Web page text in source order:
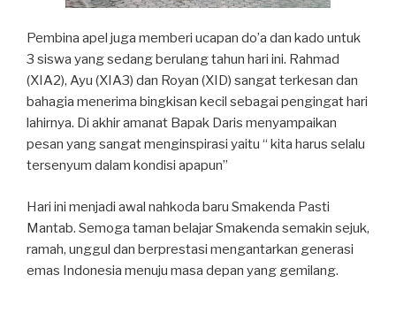
Pembina apel juga memberi ucapan do’a dan kado untuk
3 siswa yang sedang berulang tahun hari ini. Rahmad
(XIA2), Ayu (XIA3) dan Royan (XID) sangat terkesan dan
bahagia menerima bingkisan kecil sebagai pengingat hari
lahirnya. Di akhir amanat Bapak Daris menyampaikan
pesan yang sangat menginspirasi yaitu “ kita harus selalu
tersenyum dalam kondisi apapun”
Hari ini menjadi awal nahkoda baru Smakenda Pasti
Mantab. Semoga taman belajar Smakenda semakin sejuk,
ramah, unggul dan berprestasi mengantarkan generasi
emas Indonesia menuju masa depan yang gemilang.